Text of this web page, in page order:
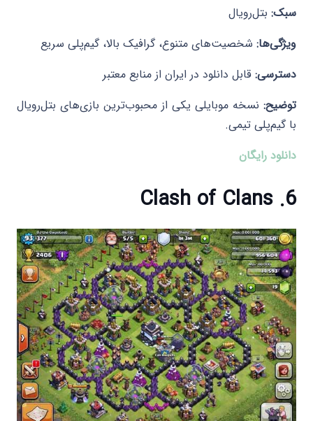
سبک: بتل‌رویال
ویژگی‌ها: شخصیت‌های متنوع، گرافیک بالا، گیم‌پلی سریع
دسترسی: قابل دانلود در ایران از منابع معتبر
توضیح: نسخه موبایلی یکی از محبوب‌ترین بازی‌های بتل‌رویال
با گیم‌پلی تیمی.​
دانلود رایگان
6. Clash of Clans